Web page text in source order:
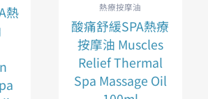
熱
熱療按摩油
酸痛舒緩SPA熱療
按摩油 Muscles
Relief Thermal
Spa Massage Oil